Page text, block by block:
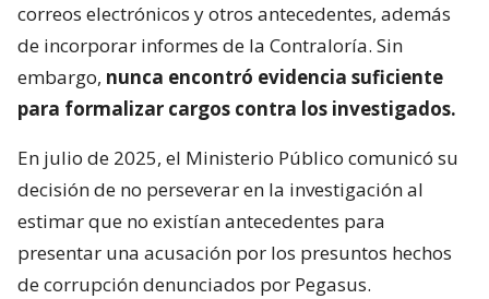
correos electrónicos y otros antecedentes, además
de incorporar informes de la Contraloría. Sin
embargo, nunca encontró evidencia suficiente
para formalizar cargos contra los investigados.
En julio de 2025, el Ministerio Público comunicó su
decisión de no perseverar en la investigación al
estimar que no existían antecedentes para
presentar una acusación por los presuntos hechos
de corrupción denunciados por Pegasus.